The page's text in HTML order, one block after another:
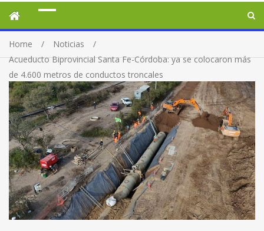
Home
Noticias
Acueducto Biprovincial Santa Fe-Córdoba: ya se colocaron más
de 4.600 metros de conductos troncales